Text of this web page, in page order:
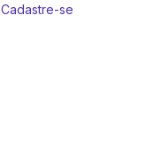
Cadastre-se